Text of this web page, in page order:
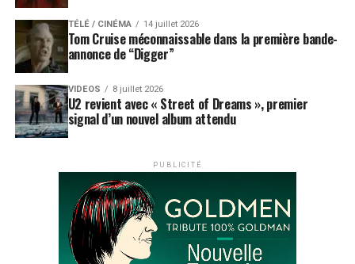
TÉLÉ / CINÉMA 14 juillet 2026
Tom Cruise méconnaissable dans la première bande-
annonce de “Digger”
VIDEOS 8 juillet 2026
U2 revient avec « Street of Dreams », premier
signal d’un nouvel album attendu
PUBLICITÉ